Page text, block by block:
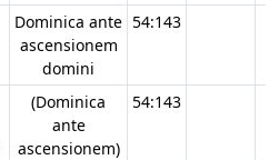
Dominica ante
ascensionem
domini
54:143
(Dominica
ante
ascensionem)
54:143